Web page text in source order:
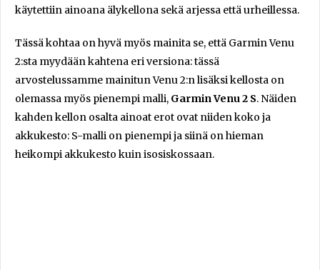
käytettiin ainoana älykellona sekä arjessa että urheillessa.
Tässä kohtaa on hyvä myös mainita se, että Garmin Venu
2:sta myydään kahtena eri versiona: tässä
arvostelussamme mainitun Venu 2:n lisäksi kellosta on
olemassa myös pienempi malli, Garmin Venu 2 S. Näiden
kahden kellon osalta ainoat erot ovat niiden koko ja
akkukesto: S-malli on pienempi ja siinä on hieman
heikompi akkukesto kuin isosiskossaan.